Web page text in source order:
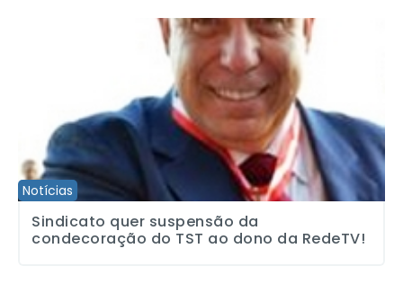
Notícias
Sindicato quer suspensão da condecoração do TST ao dono da
Sindicato quer suspensão da
condecoração do TST ao dono da RedeTV!